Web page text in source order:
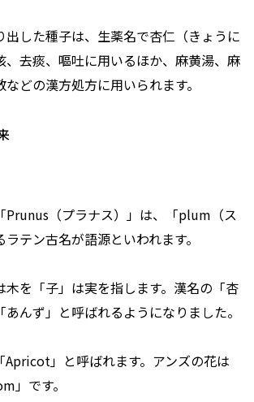
出した種子は、生薬名で杏仁（きょうに
、去痰、嘔吐に用いるほか、麻黄湯、麻
どの漢方処方に用いられます。
Prunus（プラナス）」は、「plum（ス
テン古名が語源といわれます。
木を「子」は実を指します。漢名の「杏
んず」と呼ばれるようになりました。
Apricot」と呼ばれます。アンズの花は
」です。